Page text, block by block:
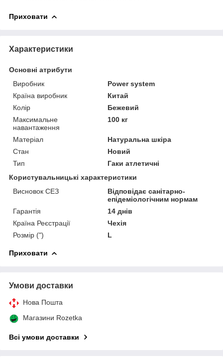
Приховати
Характеристики
Основні атрибути
Виробник
Power system
Країна виробник
Китай
Колір
Бежевий
Максимальне
навантаження
100 кг
Матеріал
Натуральна шкіра
Стан
Новий
Тип
Гаки атлетичні
Користувальницькі характеристики
Висновок СЕЗ
Відповідає санітарно-
епідеміологічним нормам
Гарантія
14 днів
Країна Реєстрації
Чехія
Розмір (")
L
Приховати
Умови доставки
Нова Пошта
Магазини Rozetka
Всі умови доставки